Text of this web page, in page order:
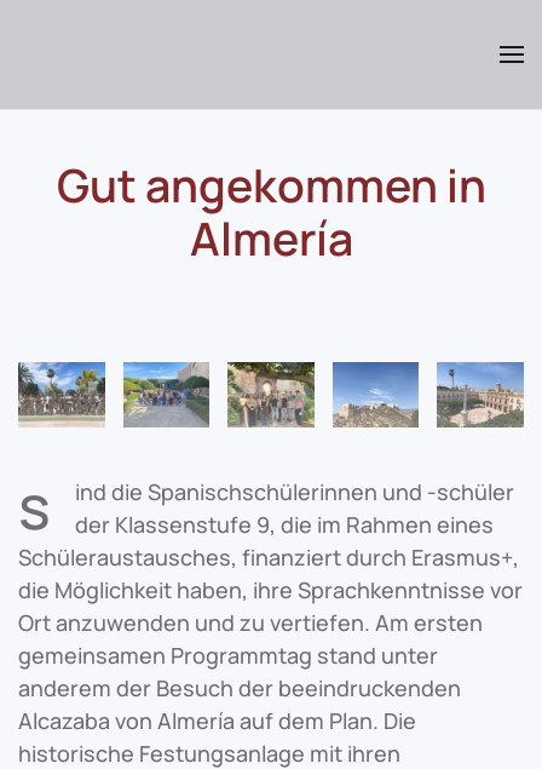
Gut angekommen in
Almería
s
ind die Spanischschülerinnen und -schüler
der Klassenstufe 9, die im Rahmen eines
Schüleraustausches, finanziert durch Erasmus+,
die Möglichkeit haben, ihre Sprachkenntnisse vor
Ort anzuwenden und zu vertiefen. Am ersten
gemeinsamen Programmtag stand unter
anderem der Besuch der beeindruckenden
Alcazaba von Almería auf dem Plan. Die
historische Festungsanlage mit ihren